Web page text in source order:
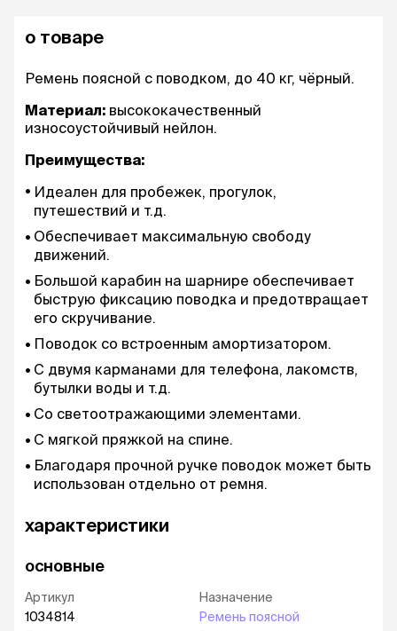
о товаре
Ремень поясной с поводком, до 40 кг, чёрный.
Материал: высококачественный
износоустойчивый нейлон.
Преимущества:
Идеален для пробежек, прогулок,
путешествий и т.д.
Обеспечивает максимальную свободу
движений.
Большой карабин на шарнире обеспечивает
быструю фиксацию поводка и предотвращает
его скручивание.
Поводок со встроенным амортизатором.
С двумя карманами для телефона, лакомств,
бутылки воды и т.д.
Со светоотражающими элементами.
С мягкой пряжкой на спине.
Благодаря прочной ручке поводок может быть
использован отдельно от ремня.
характеристики
основные
Артикул
1034814
Назначение
Ремень поясной